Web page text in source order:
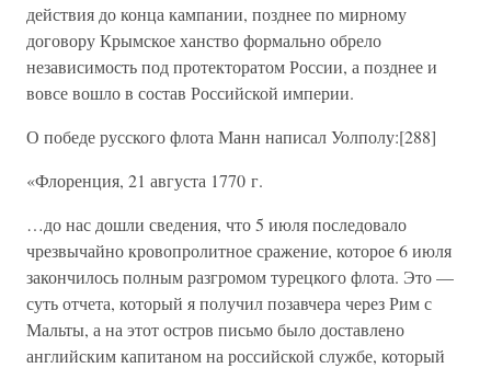
действия до конца кампании, позднее по мирному
договору Крымское ханство формально обрело
независимость под протекторатом России, а позднее и
вовсе вошло в состав Российской империи.
О победе русского флота Манн написал Уолполу:[288]
«Флоренция, 21 августа 1770 г.
…до нас дошли сведения, что 5 июля последовало
чрезвычайно кровопролитное сражение, которое 6 июля
закончилось полным разгромом турецкого флота. Это —
суть отчета, который я получил позавчера через Рим с
Мальты, а на этот остров письмо было доставлено
английским капитаном на российской службе, который